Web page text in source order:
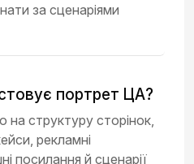
за сценаріями
портрет ЦА?
структуру сторінок,
рекламні
посилання й сценарії